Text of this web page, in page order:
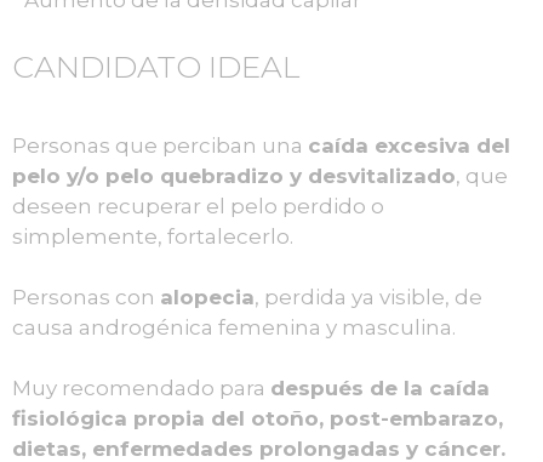
CANDIDATO IDEAL
Personas que perciban una caída excesiva del
pelo y/o pelo quebradizo y desvitalizado, que
deseen recuperar el pelo perdido o
simplemente, fortalecerlo.
Personas con alopecia, perdida ya visible, de
causa androgénica femenina y masculina.
Muy recomendado para después de la caída
fisiológica propia del otoño, post-embarazo,
dietas, enfermedades prolongadas y cáncer.